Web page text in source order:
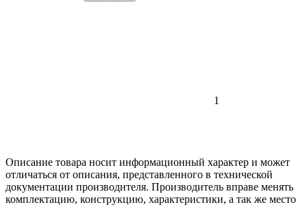
1
Описание товара носит информационный характер и может
отличаться от описания, представленного в технической
документации производителя. Производитель вправе менять
комплектацию, конструкцию, характеристики, а так же место